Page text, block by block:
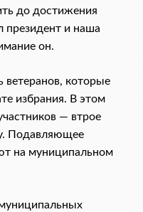
до достижения
президент и наша
он.
которые
избрания. В этом
— втрое
Подавляющее
на муниципальном